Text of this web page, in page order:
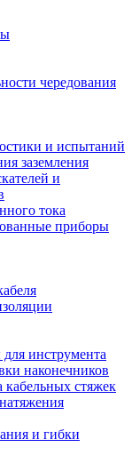
чередования
и испытаний
заземления
и
тока
приборы
инструмента
наконечников
стяжек
и гибки